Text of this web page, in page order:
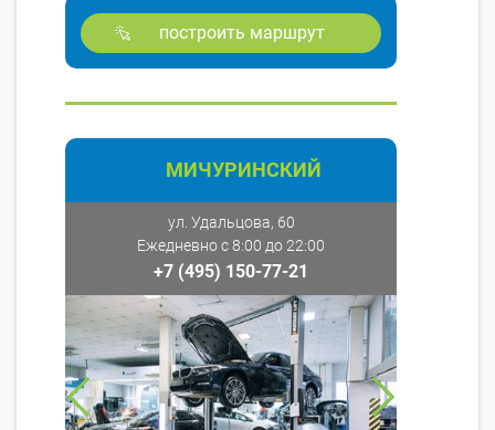
построить маршрут
МИЧУРИНСКИЙ
ул. Удальцова, 60
Ежедневно с 8:00 до 22:00
+7 (495) 150-77-21